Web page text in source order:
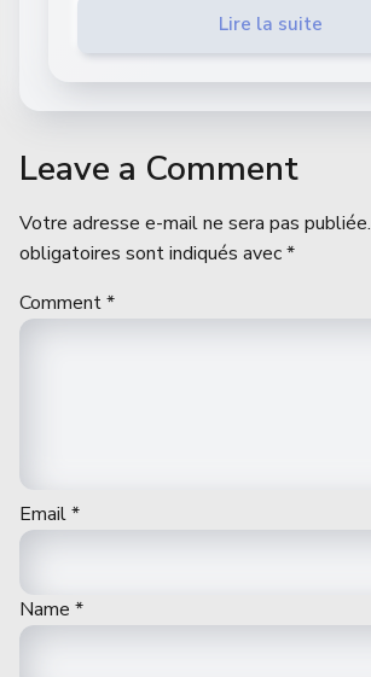
Lire la suite
Leave a Comment
Votre adresse e-mail ne sera pas publiée.
obligatoires sont indiqués avec*
Comment*
Email*
Name *